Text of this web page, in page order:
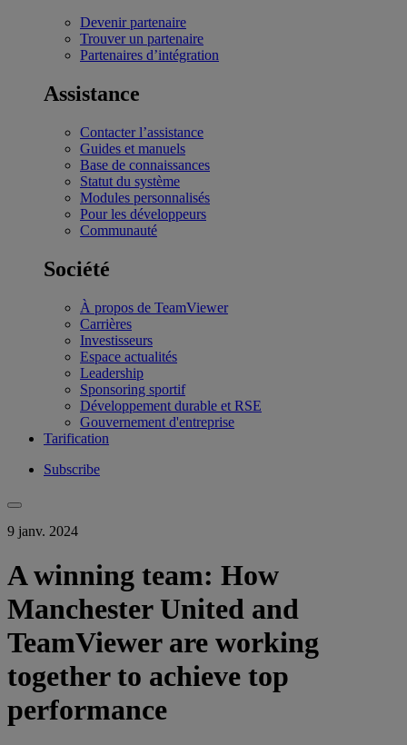
Devenir partenaire
Trouver un partenaire
Partenaires d’intégration
Assistance
Contacter l’assistance
Guides et manuels
Base de connaissances
Statut du système
Modules personnalisés
Pour les développeurs
Communauté
Société
À propos de TeamViewer
Carrières
Investisseurs
Espace actualités
Leadership
Sponsoring sportif
Développement durable et RSE
Gouvernement d'entreprise
Tarification
Subscribe
9 janv. 2024
A winning team: How
Manchester United and
TeamViewer are working
together to achieve top
performance